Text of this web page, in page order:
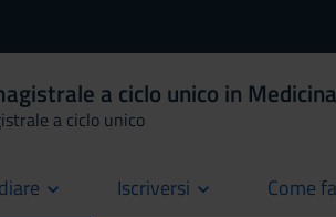
a ciclo unico in
a ciclo unico
Iscriversi Come
current